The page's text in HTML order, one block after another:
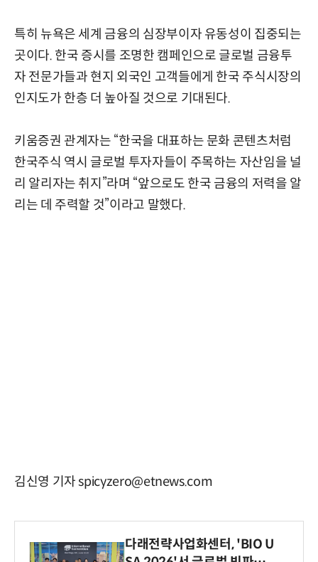
특히 뉴욕은 세계 금융의 심장부이자 유동성이 집중되는
곳이다. 한국 증시를 조명한 캠페인으로 글로벌 금융투
자 전문가들과 현지 외국인 고객들에게 한국 주식시장의
인지도가 한층 더 높아질 것으로 기대된다.
키움증권 관계자는 “한국을 대표하는 문화 콘텐츠처럼
한국주식 역시 글로벌 투자자들이 주목하는 자산임을 널
리 알리자는 취지”라며 “앞으로도 한국 금융의 저력을 알
리는 데 주력할 것”이라고 말했다.
김신영 기자 spicyzero@etnews.com
다래전략사업화센터, 'BIO U